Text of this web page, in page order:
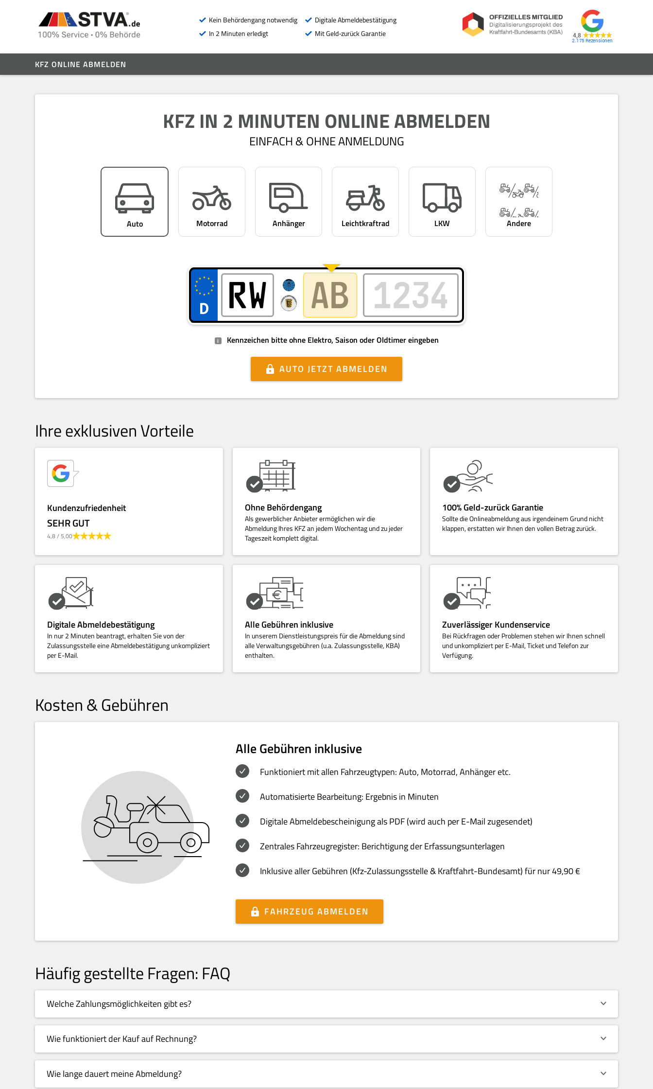
Kein Behördengang notwendig
In 2 Minuten erledigt
Digitale Abmeldebestätigung
Mit Geld-zurück Garantie
4,8
2.175
KFZ ONLINE ABMELDEN
KFZ IN 2 MINUTEN ONLINE ABMELDEN
EINFACH & OHNE ANMELDUNG
Auto Motorrad Anhänger Leichtkraftrad LKW Andere
i Kennzeichen bitte ohne Elektro, Saison oder Oldtimer eingeben
AUTO JETZT ABMELDEN
Ihre exklusiven Vorteile
Kundenzufriedenheit
SEHR GUT
4,8/ 5,00
Ohne Behördengang
Als gewerblicher Anbieter ermöglichen wir die
Abmeldung Ihres KFZ an jedem Wochentag und zu jeder
Tageszeit komplett digital.
100% Geld-zurück Garantie
Sollte die Onlineabmeldung aus irgendeinem Grund nicht
klappen, erstatten wir Ihnen den vollen Betrag zurück.
Digitale Abmeldebestätigung
In nur 2 Minuten beantragt, erhalten Sie von der
Zulassungsstelle eine Abmeldebestätigung unkompliziert
per E-Mail.
Alle Gebühren inklusive
In unserem Dienstleistungspreis für die Abmeldung sind
alle Verwaltungsgebühren (u.a. Zulassungsstelle, KBA)
enthalten.
Zuverlässiger Kundenservice
Bei Rückfragen oder Problemen stehen wir Ihnen schnell
und unkompliziert per E-Mail, Ticket und Telefon zur
Verfügung.
Kosten & Gebühren
Alle Gebühren inklusive
Funktioniert mit allen Fahrzeugtypen: Auto, Motorrad, Anhänger etc.
Automatisierte Bearbeitung: Ergebnis in Minuten
Digitale Abmeldebescheinigung als PDF (wird auch per E-Mail zugesendet)
Zentrales Fahrzeugregister: Berichtigung der Erfassungsunterlagen
Inklusive aller Gebühren (Kfz-Zulassungsstelle & Kraftfahrt-Bundesamt) für nur 49,90 €
FAHRZEUG ABMELDEN
Häufig gestellte Fragen: FAQ
Welche Zahlungsmöglichkeiten gibt es?
Wie funktioniert der Kauf auf Rechnung?
Wie lange dauert meine Abmeldung?